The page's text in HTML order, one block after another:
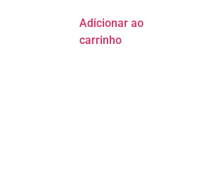
Adicionar ao
carrinho